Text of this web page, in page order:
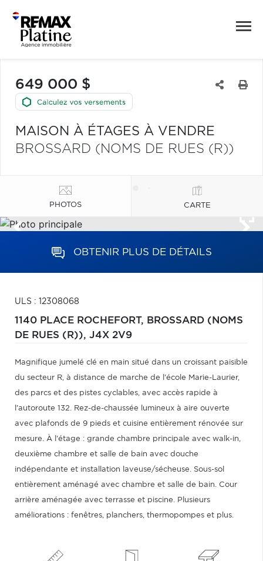
649 000 $
MAISON À ÉTAGES À VENDRE
BROSSARD (NOMS DE RUES (R))
PHOTOS CARTE
OBTENIR PLUS DE DÉTAILS
ULS : 12308068
1140 PLACE ROCHEFORT, BROSSARD (NOMS
DE RUES (R)), J4X 2V9
Magnifique jumelé clé en main situé dans un croissant paisible
du secteur R, à distance de marche de l'école Marie-Laurier,
des parcs et des pistes cyclables, avec accès rapide à
l'autoroute 132. Rez-de-chaussée lumineux à aire ouverte
avec plafonds de 9 pieds et cuisine entièrement rénovée sur
mesure. À l'étage : grande chambre principale avec walk-in,
deuxième chambre et salle de bain avec douche
indépendante et installation laveuse/sécheuse. Sous-sol
entièrement aménagé avec chambre et salle de bain. Cour
arrière aménagée avec terrasse et piscine. Plusieurs
améliorations : fenêtres, planchers, thermopompes et plus.